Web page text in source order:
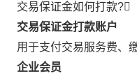
交易保证金如何打款?
交易保证金打款账户
用于支付交易服务费、
企业会员